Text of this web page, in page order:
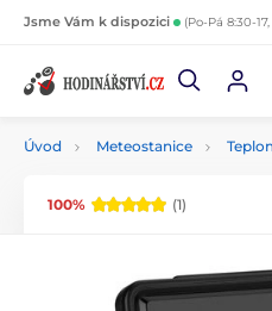
Jsme Vám k dispozici (Po-Pá 8:30-
Úvod Meteostanice
100% (1)